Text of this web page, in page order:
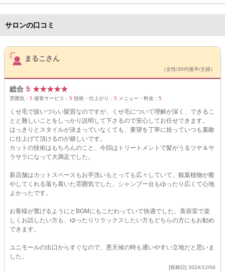
サロンの口コミ
サロンPick Up
まるこさん
（女性/30代後半/主婦）
総合 5 ★★★★★
雰囲気： 5 接客サービス： 5 技術・仕上がり： 5 メニュー・料金： 5
くせ毛で扱いづらい髪質なのですが、くせ毛について理解が深く、できるこ
とと難しいことをしっかり説明して下さるので安心してお任せできます。
はっきりとスタイルが決まっていなくても、要望を丁寧に拾っていつも素敵
に仕上げて頂けるのが嬉しいです。
カットの技術はもちろんのこと、今回はトリートメントで髪がうるツヤ＆サ
ラサラになって大満足でした。
新店舗はカットスペースもお手洗いもとっても広々していて、観葉植物が癒
やしてくれる落ち着いた雰囲気でした。シャンプー台もゆったり広くて心地
よかったです。
お客様が寛げるようにとBGMにもこだわっていて快適でした。美容室で楽
しくお話したい方も、ゆったりリラックスしたい方もどちらの方にもお勧め
できます。
ユニモールの出口からすぐなので、悪天候の時も通いやすい立地だと思いま
した。
[投稿日] 2024/12/04